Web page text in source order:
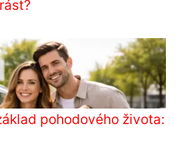
pohodového života: